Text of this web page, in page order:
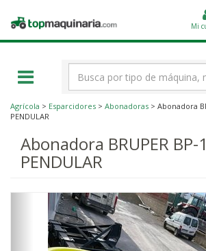
Topmaquinaria.com Mi
Agrícola > Esparcidores > Abonadoras > Abonadora
PENDULAR
Abonadora BRUPER BP-
PENDULAR